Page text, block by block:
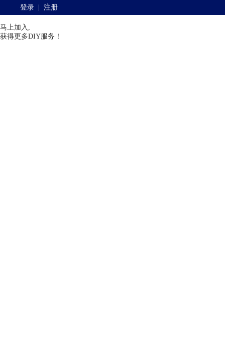
登录 注册
马上加入,
获得更多DIY服务！